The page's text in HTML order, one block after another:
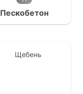
Пескобетон